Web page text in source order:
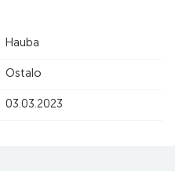
Hauba
Ostalo
03.03.2023